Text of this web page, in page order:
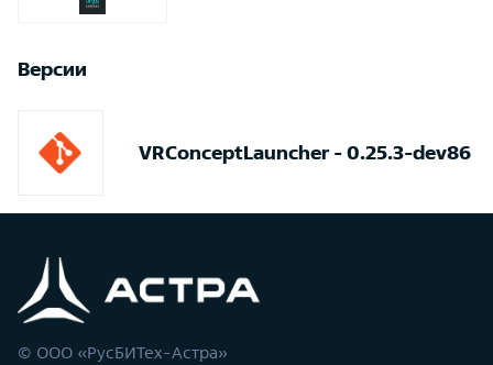
Версии
VRConceptLauncher - 0.25.3-dev86
© ООО «РусБИТех-Астра»